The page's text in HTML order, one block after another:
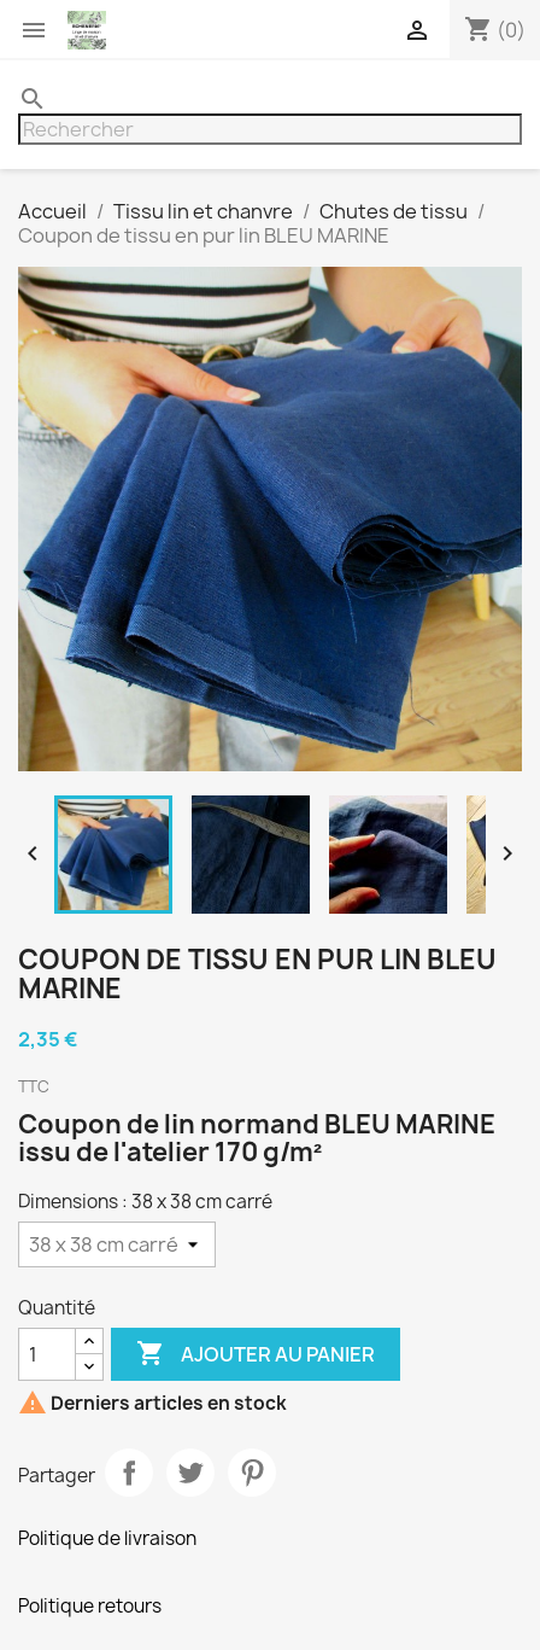
 shopping_cart (0)

search
Accueil Tissu lin et chanvre
Chutes de tissu
Coupon de tissu en pur lin BLEU MARINE
 
COUPON DE TISSU EN PUR LIN BLEU
MARINE
2,35 €
TTC
Coupon de lin normand BLEU MARINE
issu de l'atelier 170 g/m²
Dimensions : 38 x 38 cm carré
Quantité
 AJOUTER AU PANIER
 Derniers articles en stock
Partager
Politique de livraison
Politique retours